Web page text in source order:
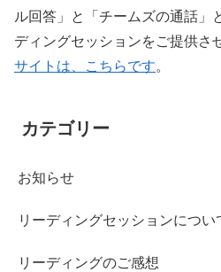
ル回答」と「チームズの通話」
ディングセッションをご提供さ
サイトは、こちらです。
カテゴリー
お知らせ
リーディングセッションについ
リーディングのご感想